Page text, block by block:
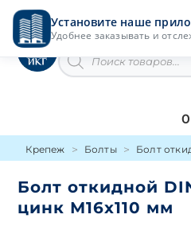
Установите наше
Удобнее заказывать и
Перейти
содержимомуИнструменты
товаров
Крепеж Болты Болт
Болт откидной
цинк М16х110 мм